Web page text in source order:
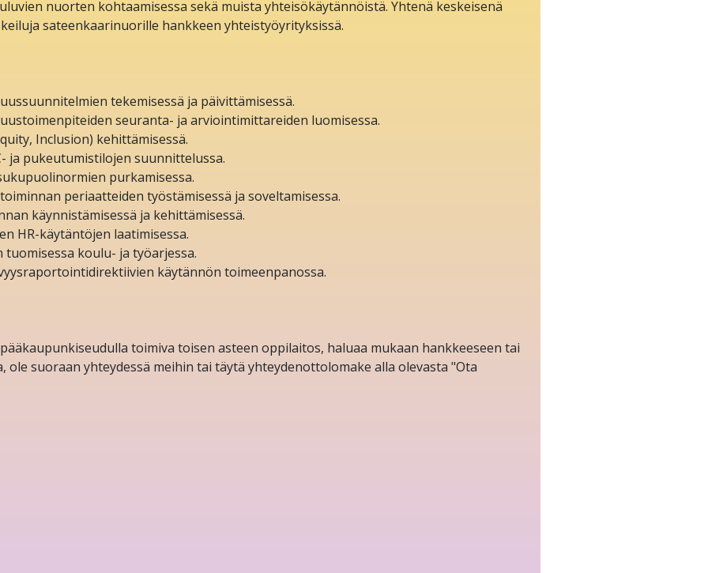
nuorten kohtaamisessa sekä muista yhteisökäytännöistä. Yhtenä keskeisenä
sateenkaarinuorille hankkeen yhteistyöyrityksissä.
tekemisessä ja päivittämisessä.
seuranta- ja arviointimittareiden luomisessa.
Inclusion) kehittämisessä.
ja pukeutumistilojen suunnittelussa.
purkamisessa.
periaatteiden työstämisessä ja soveltamisessa.
käynnistämisessä ja kehittämisessä.
HR-käytäntöjen laatimisessa.
koulu- ja työarjessa.
käytännön toimeenpanossa.
toimiva toisen asteen oppilaitos, haluaa mukaan hankkeeseen tai
suoraan yhteydessä meihin tai täytä yhteydenottolomake alla olevasta "Ota